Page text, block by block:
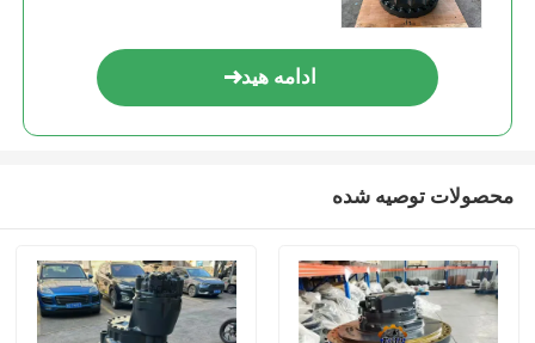
ادامه هید
محصولات توصیه شده